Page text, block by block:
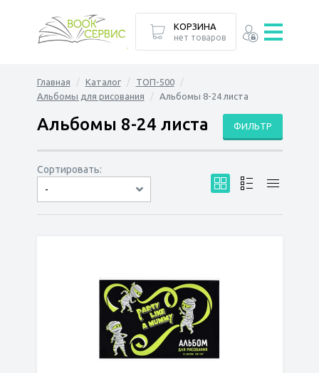
Главная Каталог
ТОП-500
Альбомы для рисования
Альбомы 8-24 листа
ФИЛЬТР
Альбомы 8-24 листа
Сортировать:
-
по дате
по популярности
сначала дешёвые
сначала дорогие
КОРЗИНА
нет товаров